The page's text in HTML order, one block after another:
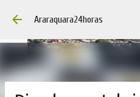
Pular para o
Araraquara24horas